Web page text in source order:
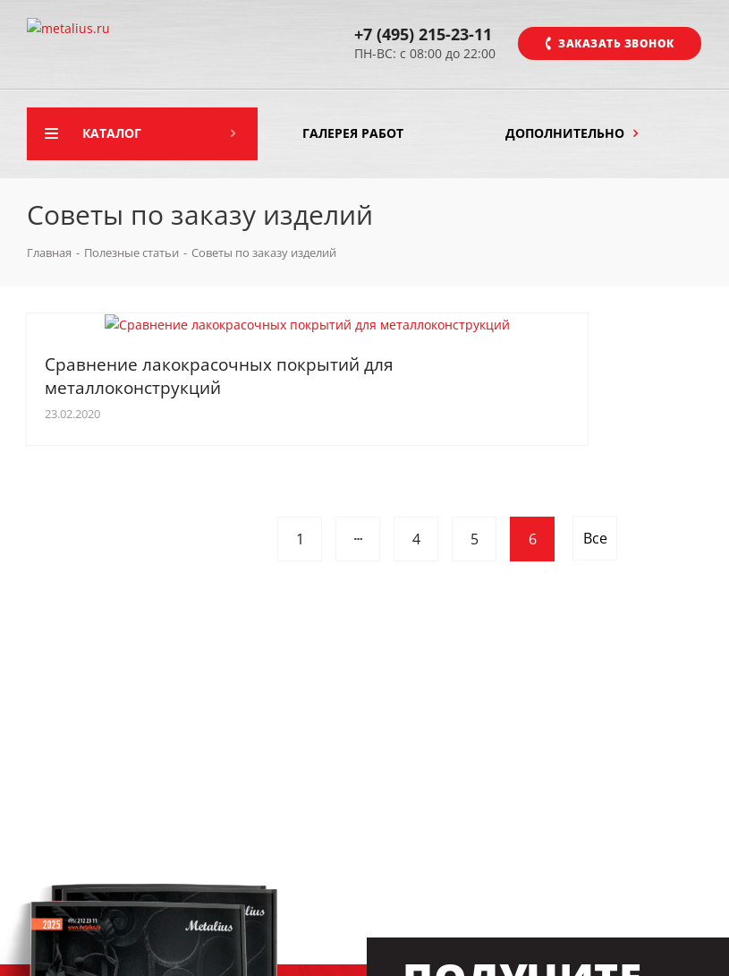
ЗАКАЗАТЬ ЗВОНОК
+7 (495) 215-23-11
ПН-ВС: с 08:00 до 22:00
КАТАЛОГ ГАЛЕРЕЯ РАБОТ ДОПОЛНИТЕЛЬНО
Советы по заказу изделий
Главная - Полезные статьи - Советы по заказу изделий
Сравнение лакокрасочных покрытий для
металлоконструкций
23.02.2020
1 4 5 6 Все